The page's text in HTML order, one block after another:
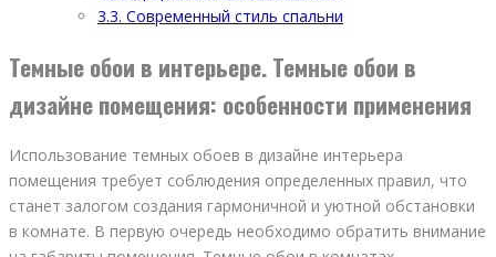
3.3. Современный стиль спальни
Темные обои в интерьере. Темные обои в
дизайне помещения: особенности применения
Использование темных обоев в дизайне интерьера
помещения требует соблюдения определенных правил, что
станет залогом создания гармоничной и уютной обстановки
в комнате. В первую очередь необходимо обратить внимание